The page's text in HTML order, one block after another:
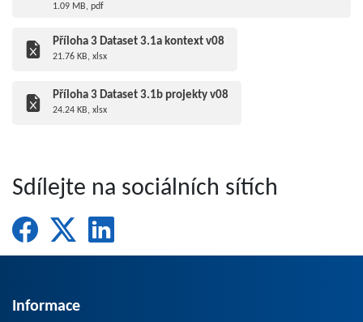
1.09 MB, pdf
Příloha 3 Dataset 3.1a kontext v08
21.76 KB, xlsx
Příloha 3 Dataset 3.1b projekty v08
24.24 KB, xlsx
Sdílejte na sociálních sítích
Informace